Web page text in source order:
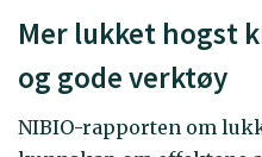
Mer lukket hogst
og gode verktøy
NIBIO-rapporten om